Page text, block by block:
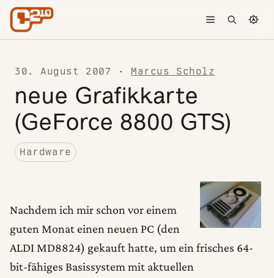
Skip to content
Toggle menu
Open
30. August 2007 · Marcus Scholz
neue Grafikkarte
(GeForce 8800 GTS)
Hardware
Nachdem ich mir schon vor einem
guten Monat einen neuen PC (den
ALDI MD8824) gekauft hatte, um ein frisches 64-
bit-fähiges Basissystem mit aktuellen